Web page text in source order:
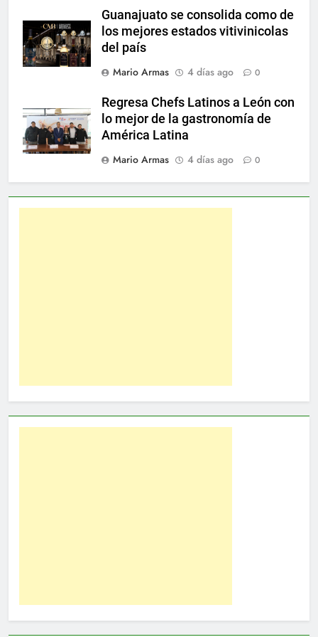
Guanajuato se consolida como de
los mejores estados vitivinicolas
del país
Mario Armas
4 días ago 0
Regresa Chefs Latinos a León con
lo mejor de la gastronomía de
América Latina
Mario Armas
4 días ago 0